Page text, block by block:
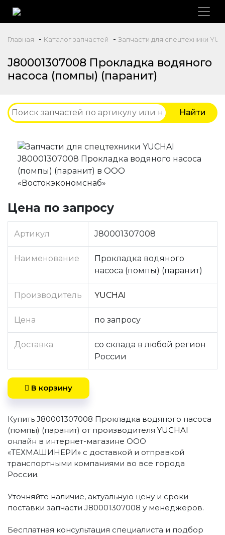
Главная - Каталог запчастей - Запчасти для спецтехники
J80001307008 Прокладка водяного
насоса (помпы) (паранит)
Цена по запросу
Артикул J80001307008
Наименование
Прокладка водяного
насоса (помпы) (паранит)
Производитель YUCHAI
Цена по запросу
Доставка
со склада в любой регион
России
В корзину
Купить J80001307008 Прокладка водяного насоса
(помпы) (паранит) от производителя YUCHAI
онлайн в интернет-магазине ООО
«ТЕХМАШИНЕРИ» с доставкой и отправкой
транспортными компаниями во все города
России.
Уточняйте наличие, актуальную цену и сроки
поставки запчасти J80001307008 у менеджеров.
Бесплатная консультация специалиста и подбор